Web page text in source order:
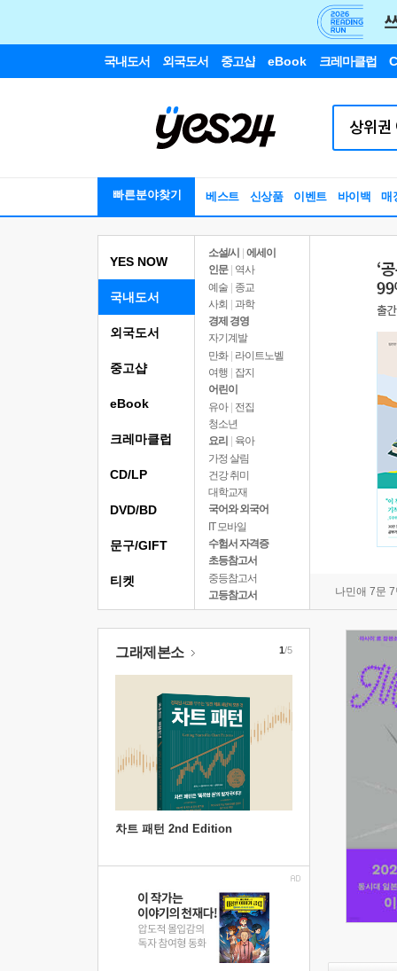
국내도서 외국도서 중고샵 eBook 크레마클럽
빠른분야찾기 베스트 신상품 이벤트 바이백 매
YES NOW
국내도서
소설/시
에세이
인문
역사
예술 | 종교
사회 | 과학
경제 경영
자기계발
만화 | 라이트노벨
여행
잡지
어린이
유아 | 전집
청소년
요리
육아
가정 살림
건강 취미
대학교재
국어와 외국어
IT 모바일
수험서 자격증
초등참고서
중등참고서
고등참고서
나민애 7문
외국도서
중고샵
eBook
크레마클럽
CD/LP
DVD/BD
문구/GIFT
티켓
그래제본소
차트 패턴 2nd Edition
1/5